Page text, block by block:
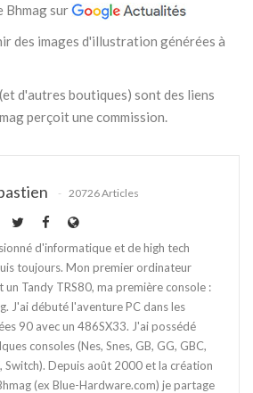
Bhmag sur
des images d'illustration générées à
d'autres boutiques) sont des liens
perçoit une commission.
20726 Articles
d'informatique et de high tech
toujours. Mon premier ordinateur
un Tandy TRS80, ma première console :
J'ai débuté l'aventure PC dans les
90 avec un 486SX33. J'ai possédé
consoles (Nes, Snes, GB, GG, GBC,
Switch). Depuis août 2000 et la création
(ex Blue-Hardware.com) je partage